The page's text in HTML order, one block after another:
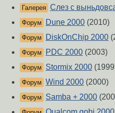
Галерея Слез с
Форум Dune 2000 (2010)
Форум DiskOnChip 2000
Форум PDC 2000 (2003)
Форум Stormix 2000
Форум Wind 2000 (2000)
Форум Samba + 2000